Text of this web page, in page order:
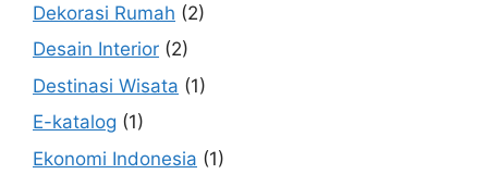
Dekorasi Rumah (2)
Desain Interior (2)
Destinasi Wisata (1)
E-katalog (1)
Ekonomi Indonesia (1)